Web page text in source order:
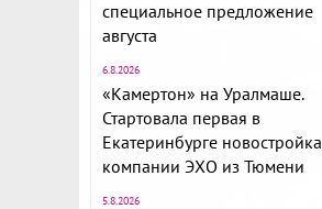
специальное предложение
августа
6.8.2026
«Камертон» на Уралмаше.
Стартовала первая в
Екатеринбурге новостройка
компании ЭХО из Тюмени
5.8.2026